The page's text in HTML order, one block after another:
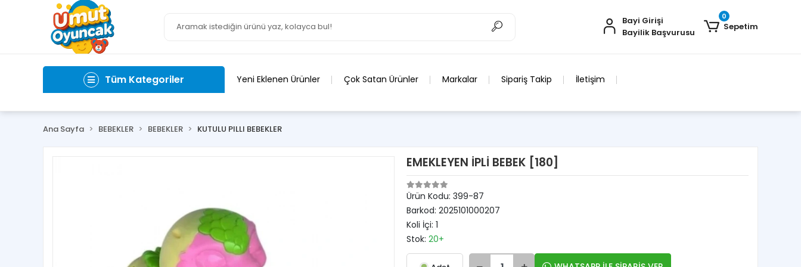
Bayi Girişi
Bayilik Başvurusu
0
Sepetim
Tüm Kategoriler Yeni Eklenen Ürünler Çok Satan Ürünler Markalar Sipariş Takip İletişim
Ana Sayfa BEBEKLER BEBEKLER KUTULU PILLI BEBEKLER
EMEKLEYEN İPLİ BEBEK [180]
Ürün Kodu: 399-87
Barkod: 2025101000207
Koli İçi: 1
Stok: 20+